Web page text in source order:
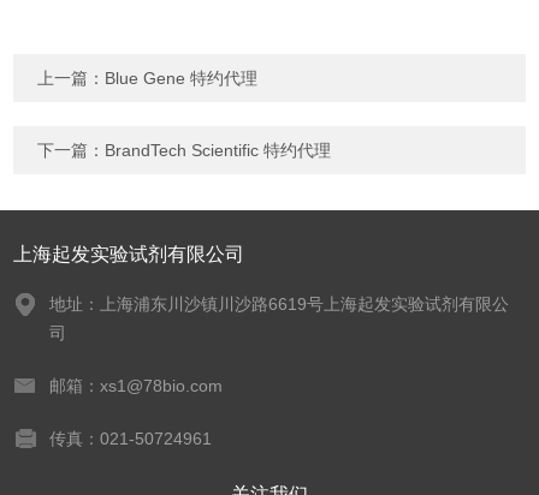
上一篇： Blue Gene 特约代理
下一篇： BrandTech Scientific 特约代理
上海起发实验试剂有限公司
地址：上海浦东川沙镇川沙路6619号上海起发实验试剂有限公
司
邮箱：xs1@78bio.com
传真：021-50724961